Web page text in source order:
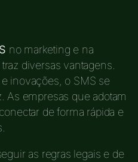
no marketing e na
diversas vantagens.
inovações, o SMS se
As empresas que adotam
de forma rápida e
as regras legais e de